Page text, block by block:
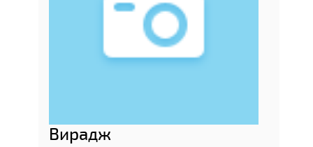
Вирадж